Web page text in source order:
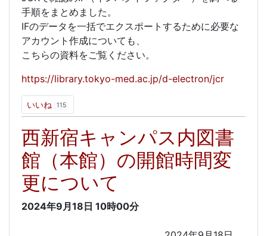
手順をまとめました。
IFのデータを一括でエクスポートするために必要な
アカウント作成についても、
こちらの資料をご覧ください。
https://library.tokyo-med.ac.jp/d-electron/jcr
いいね 115
西新宿キャンパス内図書
館（本館）の開館時間変
更について
2024年9月18日 10時00分